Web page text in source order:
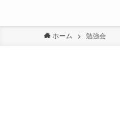
ホーム 勉強会